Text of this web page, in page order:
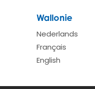
Wallonie
Nederlands
Français
English
View on Google Maps